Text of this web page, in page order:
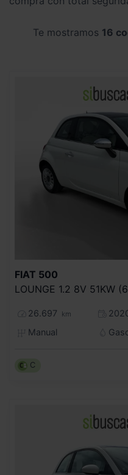
Te mostramos 16
FIAT 500
LOUNGE 1.2 8V 51KW
26.697 km
Manual
C